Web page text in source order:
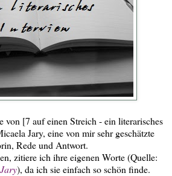
von [7 auf einen Streich - ein literarisches
Jary, eine von mir sehr geschätzte
Rede und Antwort.
zitiere ich ihre eigenen Worte (Quelle:
), da ich sie einfach so schön finde.